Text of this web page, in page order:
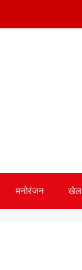
मनोरंजन खेल